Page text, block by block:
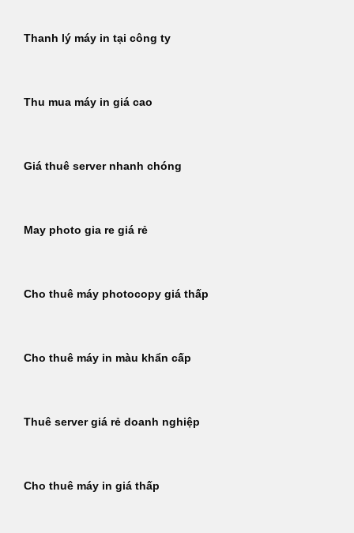
Thanh lý máy in tại công ty
Thu mua máy in giá cao
Giá thuê server nhanh chóng
May photo gia re giá rẻ
Cho thuê máy photocopy giá thấp
Cho thuê máy in màu khẩn cấp
Thuê server giá rẻ doanh nghiệp
Cho thuê máy in giá thấp